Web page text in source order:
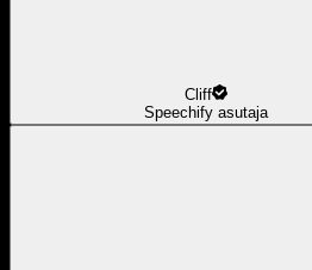
Cliff
Speechify asutaja